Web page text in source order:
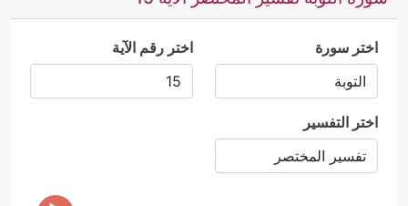
اختر سورة اختر رقم الآية
اختر التفسير